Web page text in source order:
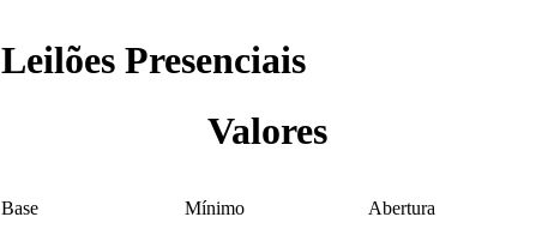
Leilões Presenciais
Valores
Base Mínimo Abertura